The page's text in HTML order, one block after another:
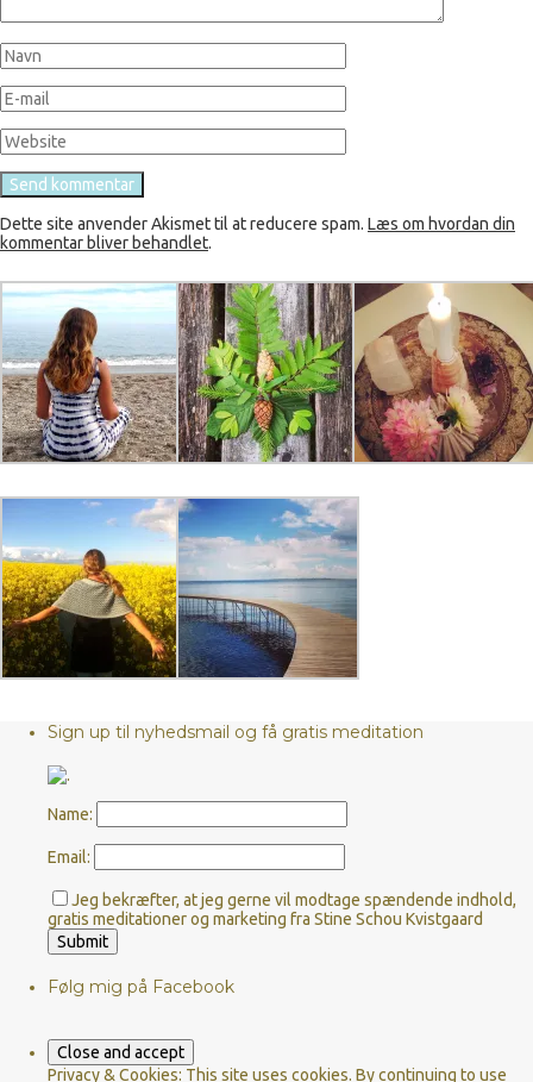
Dette site anvender Akismet til at reducere spam. Læs om hvordan din
kommentar bliver behandlet.
Sign up til nyhedsmail og få gratis meditation
Name:
Email:
Jeg bekræfter, at jeg gerne vil modtage spændende indhold,
gratis meditationer og marketing fra Stine Schou Kvistgaard
Følg mig på Facebook
Privacy & Cookies: This site uses cookies. By continuing to use